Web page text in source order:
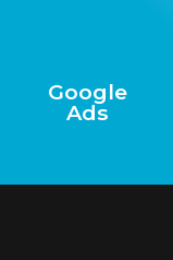
Google
Ads